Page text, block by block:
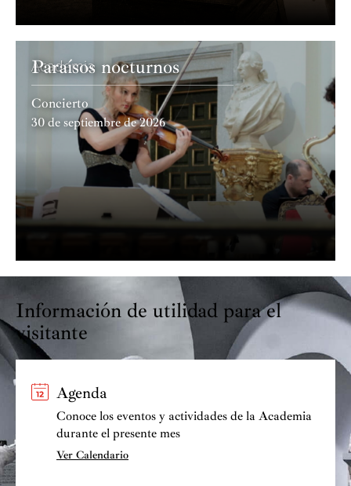
Academia
Paraísos nocturnos
Concierto
30 de septiembre de 2026
Información de utilidad para el
visitante
Agenda
Conoce los eventos y actividades de la Academia
durante el presente mes
Ver Calendario